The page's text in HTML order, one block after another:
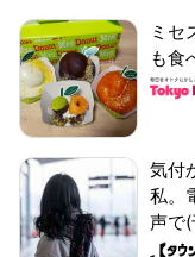
ミセ
も食
気付
私。
声で